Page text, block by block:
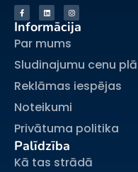
Informācija
Par mums
Sludinajumu cenu
Reklāmas iespējas
Noteikumi
Privātuma politika
Palīdzība
Kā tas strādā